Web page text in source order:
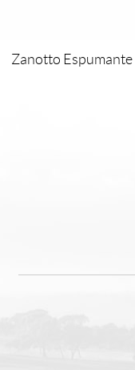
Zanotto